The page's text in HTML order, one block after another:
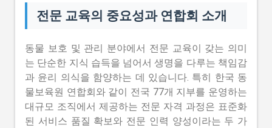
전문 교육의 중요성과 연합회 소개
동물 보호 및 관리 분야에서 전문 교육이 갖는 의미
는 단순한 지식 습득을 넘어서 생명을 다루는 책임감
과 윤리 의식을 함양하는 데 있습니다. 특히 한국 동
물보육원 연합회와 같이 전국 77개 지부를 운영하는
대규모 조직에서 제공하는 전문 자격 과정은 표준화
된 서비스 품질 확보와 전문 인력 양성이라는 두 가